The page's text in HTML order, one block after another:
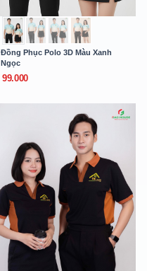
Đồng Phục Polo 3D Màu Xanh
Ngọc
99.000